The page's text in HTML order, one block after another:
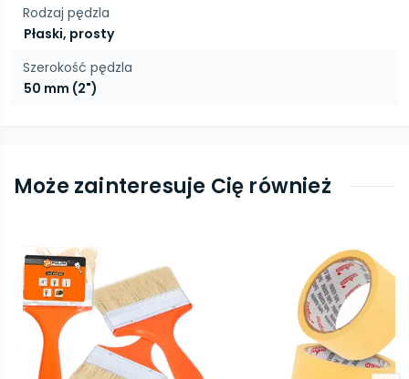
Rodzaj pędzla
Płaski, prosty
Szerokość pędzla
50 mm (2")
Może zainteresuje Cię również